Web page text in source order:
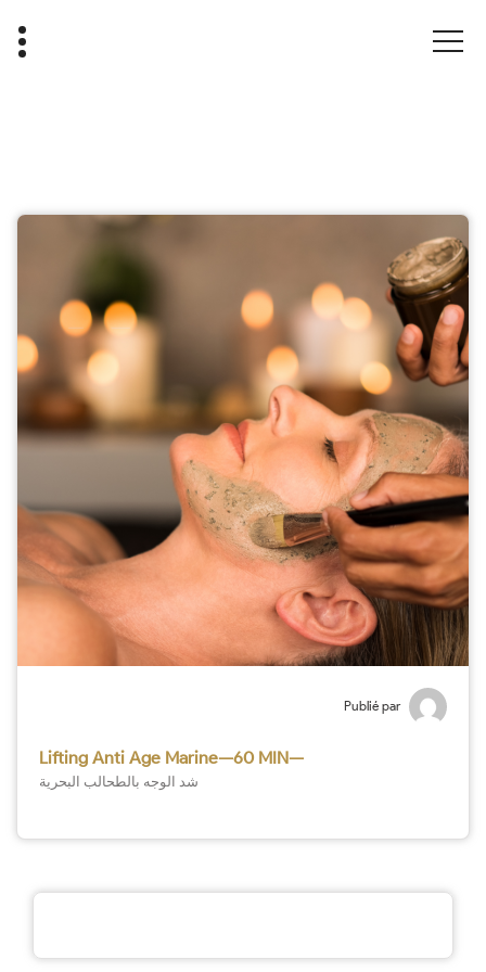
Publié par
Lifting Anti Age Marine—60 MIN—
شد الوجه بالطحالب البحرية